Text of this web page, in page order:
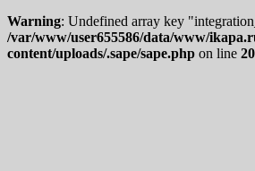
Warning: Undefined array key
/var/www/user655586/data/www/
content/uploads/.sape/sape.php on line